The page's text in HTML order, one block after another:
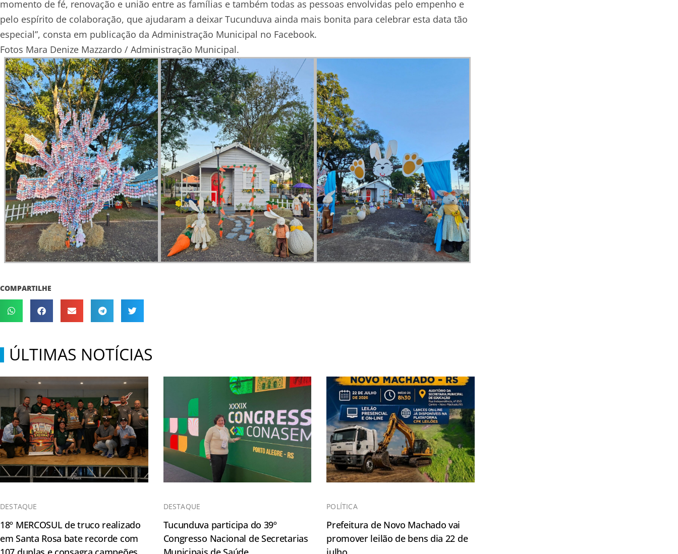
momento de fé, renovação e união entre as famílias e também todas as pessoas envolvidas pelo empenho e
pelo espírito de colaboração, que ajudaram a deixar Tucunduva ainda mais bonita para celebrar esta data tão
especial”, consta em publicação da Administração Municipal no Facebook.
Fotos Mara Denize Mazzardo / Administração Municipal.
COMPARTILHE
ÚLTIMAS NOTÍCIAS
DESTAQUE
18º MERCOSUL de truco realizado
em Santa Rosa bate recorde com
DESTAQUE
Tucunduva participa do 39º
Congresso Nacional de Secretarias
POLÍTICA
Prefeitura de Novo Machado vai
promover leilão de bens dia 22 de